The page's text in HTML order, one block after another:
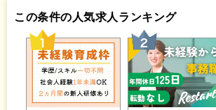
この条件の人気求人ランキング